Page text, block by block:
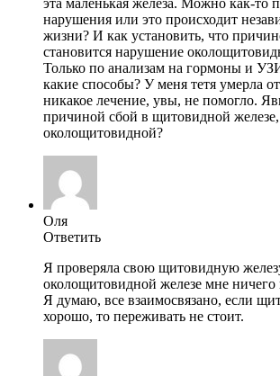
нарушения или это происходит
жизни? И как установить, что
становится нарушение
Только по анализам на гормоны и
какие способы? У меня тетя умерла
никакое лечение, увы, не помогло.
причиной сбой в щитовидной железе,
околощитовидной?
Оля
Ответить
Я проверяла свою щитовидную
околощитовидной железе мне ничего
Я думаю, все взаимосвязано, если
хорошо, то переживать не стоит.